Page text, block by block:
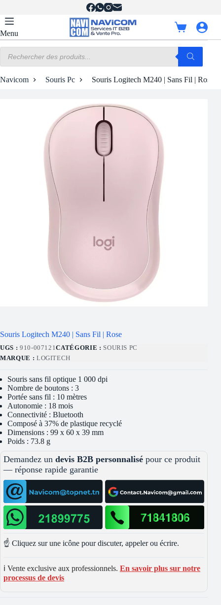
contenu
Menu
Panier
d’achat
produits
Navicom Souris Pc Souris Logitech M240 | Sans Fil | Rose
Souris Logitech M240 | Sans Fil | Rose
UGS : 910-007121CATÉGORIE : SOURIS PC
MARQUE : LOGITECH
Souris sans fil optique 1 000 dpi
Nombre de boutons : 3
Portée sans fil : 10 mètres
Autonomie : 18 mois
Connectivité : Bluetooth
Composé à 37% de plastique recyclé
Dimensions : 99 x 60 x 39 mm
Poids : 73.8 g
Demandez un devis B2B personnalisé pour ce produit
— réponse rapide garantie
☝️ Cliquez sur une icône pour discuter, appeler ou écrire.
ℹ️ Vente exclusive aux professionnels. En savoir plus sur notre
processus de devis